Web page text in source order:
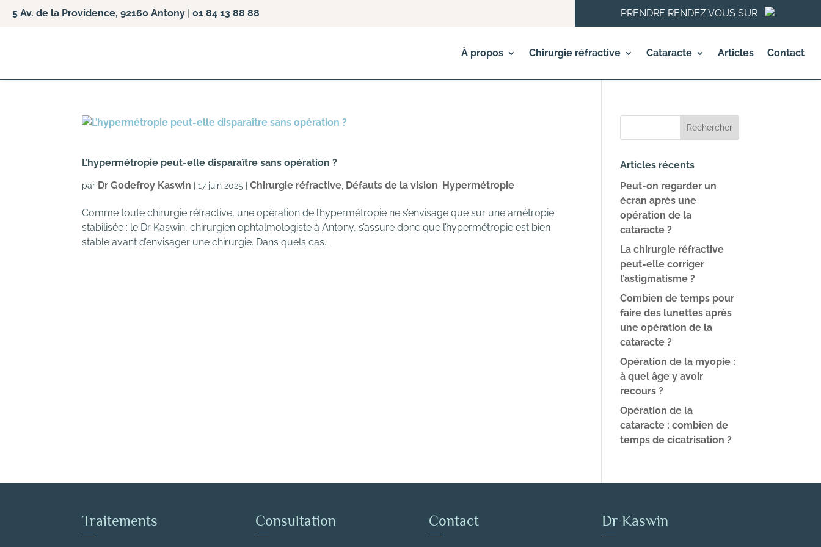
5 Av. de la Providence, 92160 Antony | 01 84 13 88 88 PRENDRE RENDEZ VOUS SUR
À propos Chirurgie réfractive Cataracte Articles Contact
L’hypermétropie peut-elle disparaître sans opération ?
par Dr Godefroy Kaswin |17 juin 2025 |Chirurgie réfractive Défauts de la vision Hypermétropie
Comme toute chirurgie réfractive, une opération de l’hypermétropie ne s’envisage que sur une amétropie
stabilisée : le Dr Kaswin, chirurgien ophtalmologiste à Antony, s’assure donc que l’hypermétropie est bien
stable avant d’envisager une chirurgie. Dans quels cas...
Articles récents
Peut-on regarder un
écran après une
opération de la
cataracte ?
La chirurgie réfractive
peut-elle corriger
l’astigmatisme ?
Combien de temps pour
faire des lunettes après
une opération de la
cataracte ?
Opération de la myopie :
à quel âge y avoir
recours ?
Opération de la
cataracte : combien de
temps de cicatrisation ?
Traitements Consultation Contact Dr Kaswin